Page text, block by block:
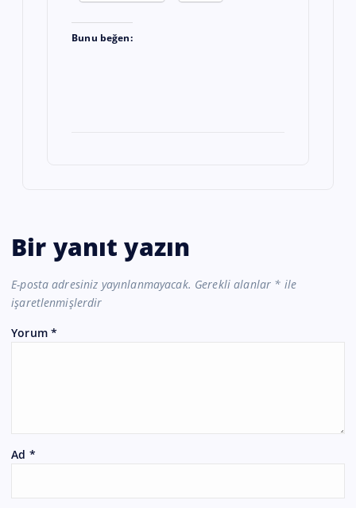
Bunu beğen:
Bir yanıt yazın
E-posta adresiniz yayınlanmayacak. Gerekli alanlar * ile
işaretlenmişlerdir
Yorum *
Ad *